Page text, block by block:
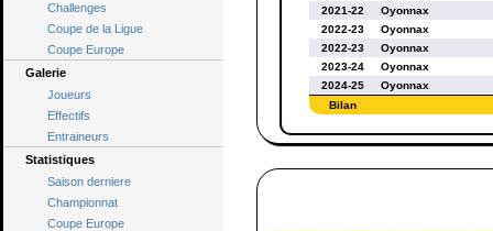
Challenges
Coupe de la Ligue
Coupe Europe
Galerie
Joueurs
Effectifs
Entraineurs
Statistiques
Saison derniere
Championnat
Coupe Europe
2021-22
Oyonnax
2022-23
Oyonnax
2022-23
Oyonnax
2023-24
Oyonnax
2024-25
Oyonnax
Bilan